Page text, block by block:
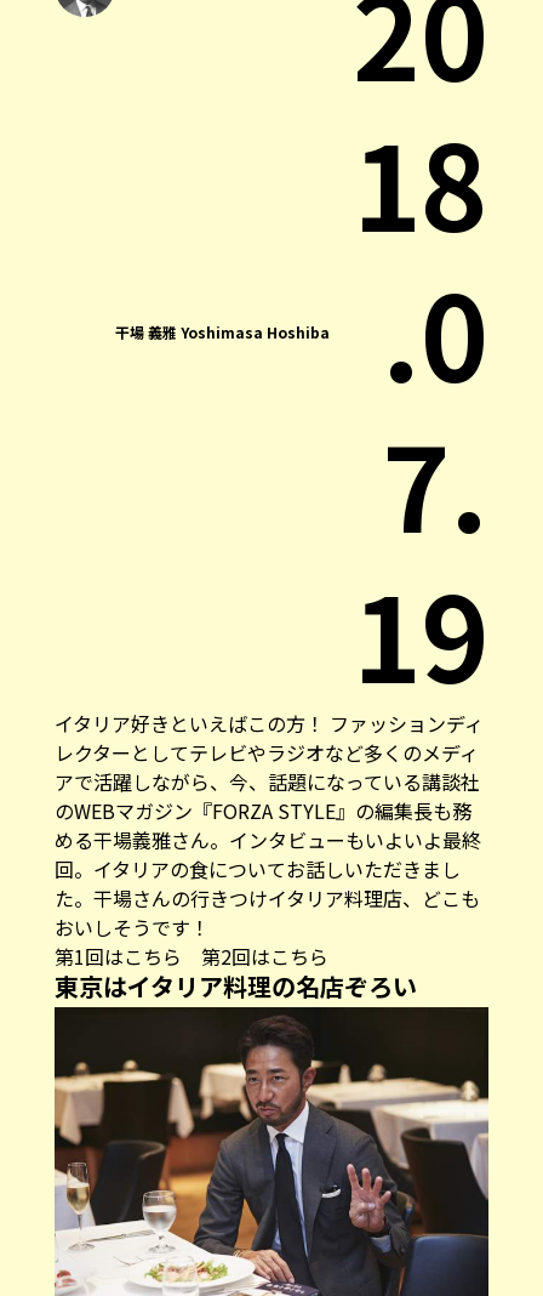
干場 義雅 Yoshimasa Hoshiba
18
.0
7.
19
イタリア好きといえばこの方！ ファッションディ
レクターとしてテレビやラジオなど多くのメディ
アで活躍しながら、今、話題になっている講談社
のWEBマガジン 『FORZA STYLE』 の編集長も務
める干場義雅さん。インタビューもいよいよ最終
回。イタリアの食についてお話しいただきまし
た。干場さんの行きつけイタリア料理店、どこも
おいしそうです！
第1回はこちら
第2回はこちら
東京はイタリア料理の名店ぞろい